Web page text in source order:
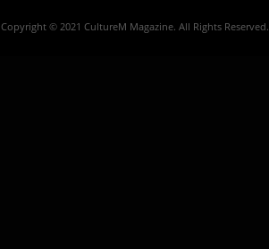
Copyright © 2021 CultureM Magazine. All Rights Reserved.